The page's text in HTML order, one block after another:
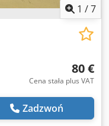
1 /7
80 €
Cena stała plus VAT
Zadzwoń